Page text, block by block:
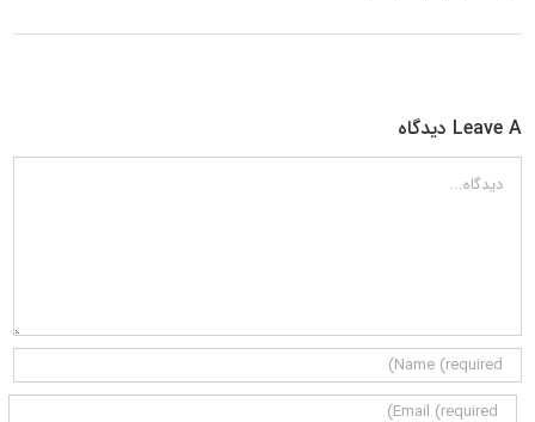
Leave A دیدگاه
دیدگاه